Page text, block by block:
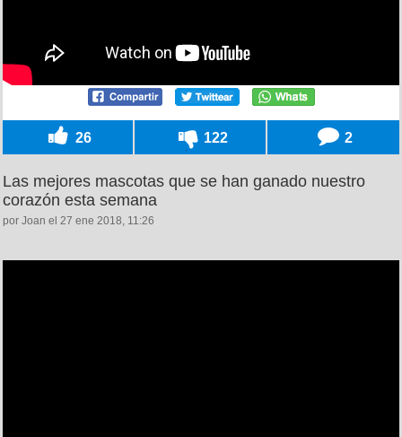
26 122 2
Las mejores mascotas que se han ganado nuestro
corazón esta semana
por Joan el 27 ene 2018, 11:26